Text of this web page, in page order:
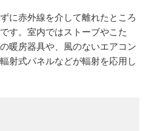
に赤外線を介して離れたところ
す。室内ではストーブやこた
暖房器具や、風のないエアコン
射式パネルなどが輻射を応用し